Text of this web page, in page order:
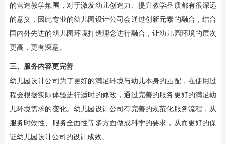
的营造教学氛围，对于激发幼儿创造力、提升教学品质都有很深远
的意义，因此专业的幼儿园设计公司会通过创新元素的融合，结合
国内外先进的幼儿园环境打造理念进行融合，让幼儿园环境的层次
更高，更有深意。
三、服务内容更完善
幼儿园设计公司为了更好的满足环境与幼儿本身的匹配，在使用过
程会根据实际体验进行适时的修改，通过完善的服务更好的满足幼
儿环境需求的变化。幼儿园设计公司有完善的规范化服务流程，从
服务时效性、服务全面性等多方面做成科学的要求，从而更好的保
证幼儿园设计公司的设计成效。